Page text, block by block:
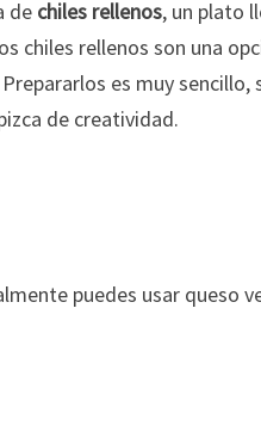
de chiles rellenos, un plato
chiles rellenos son una
es muy sencillo,
de creatividad.
puedes usar queso